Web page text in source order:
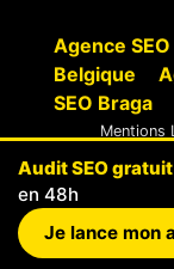
Agence
Belgique
SEO Braga
Mentions
Audit SEO gratuit
en 48h
Je lance mon